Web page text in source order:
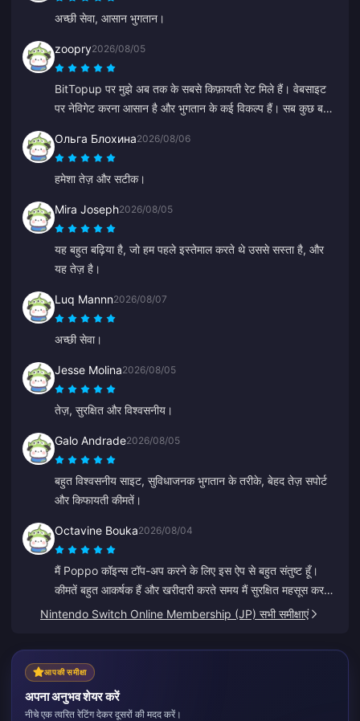
अच्छी सेवा, आसान भुगतान।
zoopry2026/08/05
BitTopup पर मुझे अब तक के सबसे किफ़ायती रेट मिले हैं। वेबसाइट
पर नेविगेट करना आसान है और भुगतान के कई विकल्प हैं। सब कुछ बहुत
Ольга Блохина2026/08/06
हमेशा तेज़ और सटीक।
Mira Joseph2026/08/05
यह बहुत बढ़िया है, जो हम पहले इस्तेमाल करते थे उससे सस्ता है, और
यह तेज़ है।
Luq Mannn2026/08/07
अच्छी सेवा।
Jesse Molina2026/08/05
तेज़, सुरक्षित और विश्वसनीय।
Galo Andrade2026/08/05
बहुत विश्वसनीय साइट, सुविधाजनक भुगतान के तरीके, बेहद तेज़ सपोर्ट
और किफायती कीमतें।
Octavine Bouka2026/08/04
मैं Poppo कॉइन्स टॉप-अप करने के लिए इस ऐप से बहुत संतुष्ट हूँ।
कीमतें बहुत आकर्षक हैं और खरीदारी करते समय मैं सुरक्षित महसूस करता
हूँ। मैं सभी को इसकी अत्यधिक अनुशंसा करता हूँ, धन्यवाद।
Nintendo Switch Online Membership (JP) सभी समीक्षाएं
आपकी समीक्षा
अपना अनुभव शेयर करें
नीचे एक त्वरित रेटिंग देकर दूसरों की मदद करें।